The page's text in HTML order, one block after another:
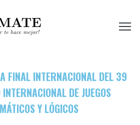
FINAL INTERNACIONAL DEL 39
DE JUEGOS
Y LÓGICOS